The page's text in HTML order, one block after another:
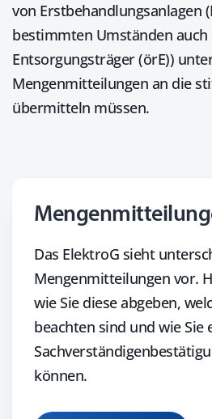
von Erstbehandlungsanlagen
bestimmten Umständen
Entsorgungsträger (örE))
Mengenmitteilungen an die
übermitteln müssen.
Das ElektroG sieht
Mengenmitteilungen vor.
wie Sie diese abgeben,
beachten sind und wie Sie
können.